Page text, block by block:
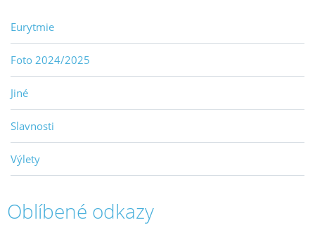
Eurytmie
Foto 2024/2025
Jiné
Slavnosti
Výlety
Oblíbené odkazy